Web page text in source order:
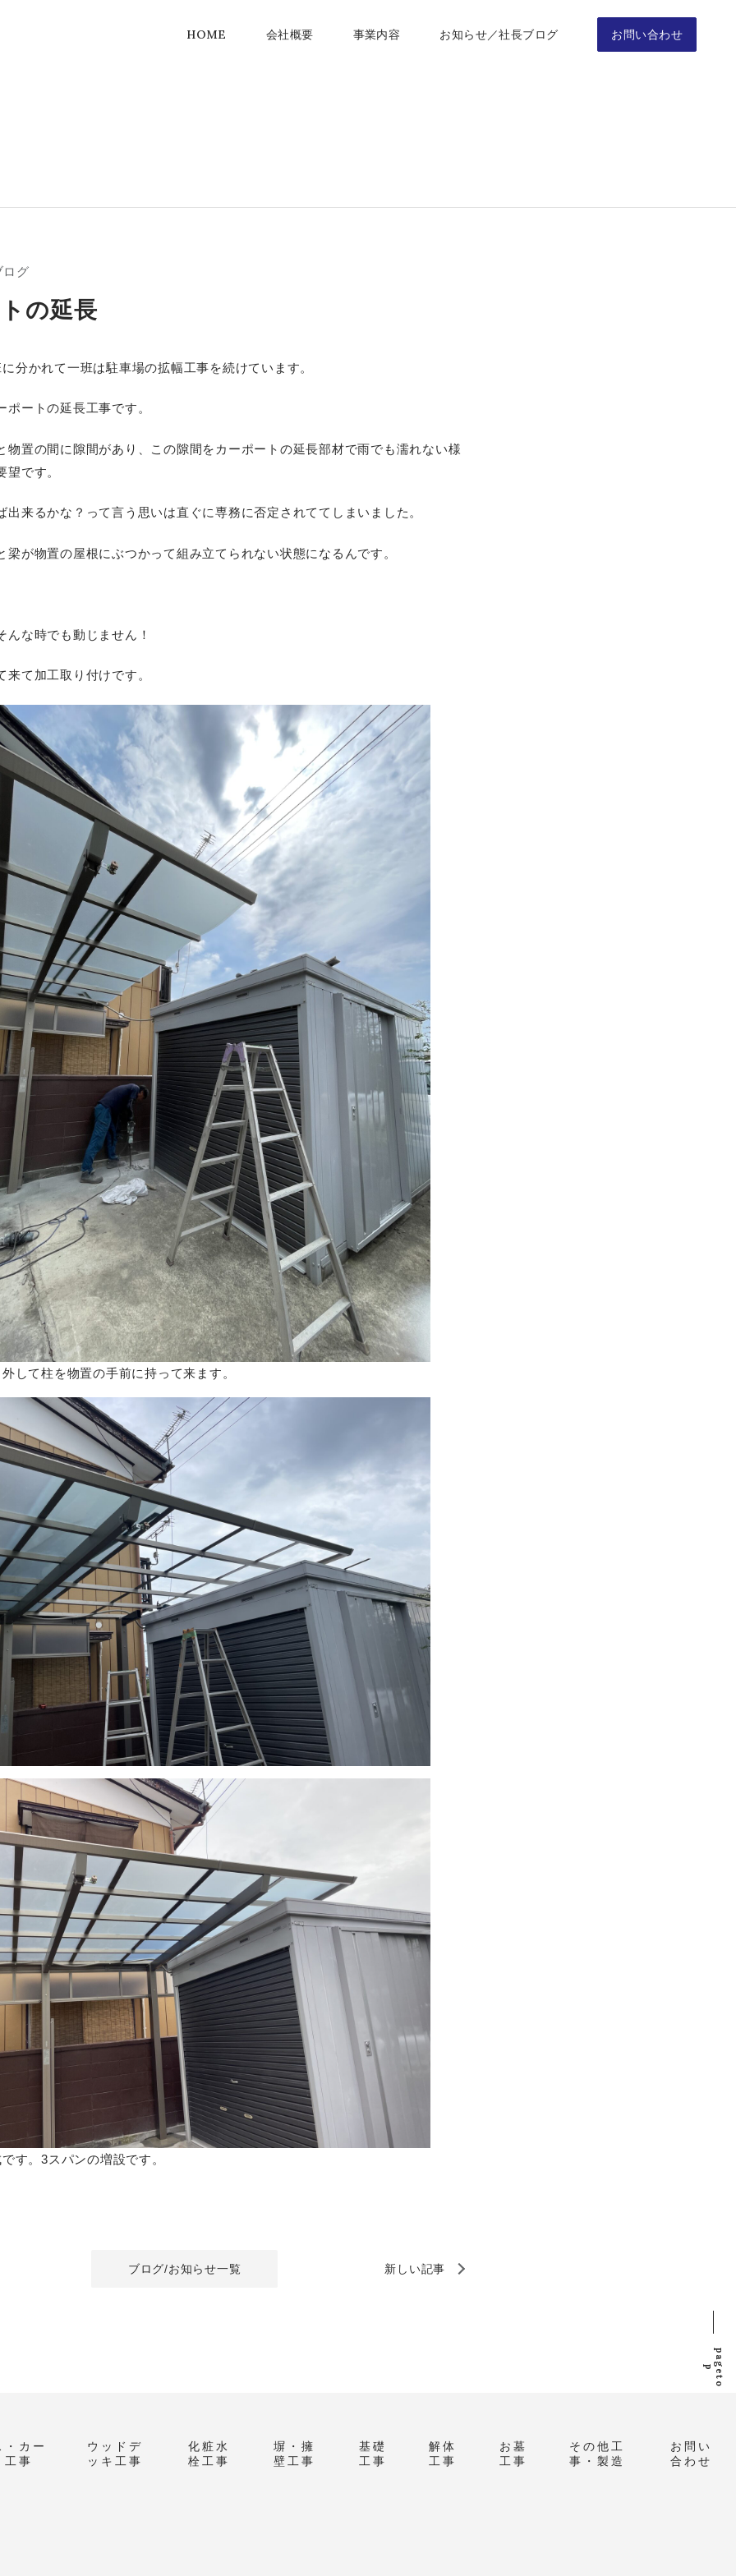
HOME 会社概要 事業内容 お知らせ／社長ブログ お問い合わせ
ログ
の延長
分かれて一班は駐車場の拡幅工事を続けています。
ポートの延長工事です。
物置の間に隙間があり、この隙間をカーポートの延長部材で雨でも濡れない様
望です。
出来るかな？って言う思いは直ぐに専務に否定されててしまいました。
梁が物置の屋根にぶつかって組み立てられない状態になるんです。
んな時でも動じません！
来て加工取り付けです。
して柱を物置の手前に持って来ます。
す。3スパンの増設です。
ブログ/お知らせ一覧 新しい記事
・カー
工事
ウッドデ
ッキ工事
化粧水
栓工事
塀・擁
壁工事
基礎
工事
解体
工事
お墓
工事
その他工
事・製造
お問い
合わせ
p
a
g
e
t
o
p